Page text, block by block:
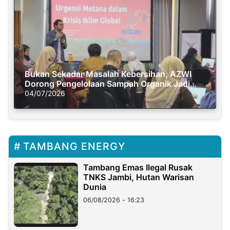
Bukan Sekadar Masalah Kebersihan, AZWI
Dorong Pengelolaan Sampah Organik Jadi
Solusi Krisis Iklim
04/07/2026
TAMBANG ENERGY
Tambang Emas Ilegal Rusak
TNKS Jambi, Hutan Warisan
Dunia
06/08/2026 - 16:23